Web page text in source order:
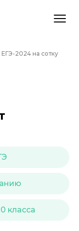
2024 на сотку
класса